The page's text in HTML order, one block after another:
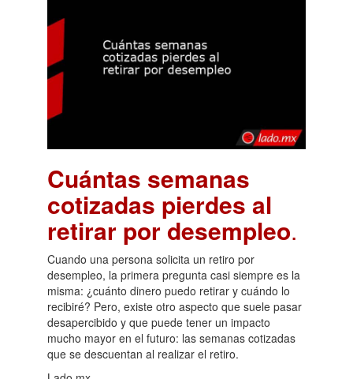
Cuántas semanas
cotizadas pierdes al
retirar por desempleo.
Cuando una persona solicita un retiro por
desempleo, la primera pregunta casi siempre es la
misma: ¿cuánto dinero puedo retirar y cuándo lo
recibiré? Pero, existe otro aspecto que suele pasar
desapercibido y que puede tener un impacto
mucho mayor en el futuro: las semanas cotizadas
que se descuentan al realizar el retiro.